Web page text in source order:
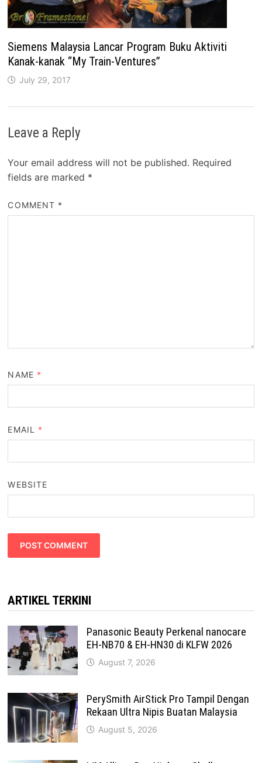
Siemens Malaysia Lancar Program Buku Aktiviti
Kanak-kanak “My Train-Ventures”
July 29, 2017
Leave a Reply
Your email address will not be published. Required
fields are marked *
COMMENT *
NAME *
EMAIL *
WEBSITE
ARTIKEL TERKINI
Panasonic Beauty Perkenal nanocare
EH-NB70 & EH-HN30 di KLFW 2026
August 7, 2026
PerySmith AirStick Pro Tampil Dengan
Rekaan Ultra Nipis Buatan Malaysia
August 5, 2026